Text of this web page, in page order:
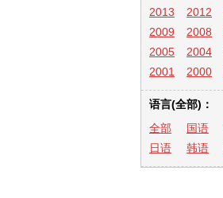
2013
2012
2009
2008
2005
2004
2001
2000
语言(全部)：
全部
国语
日语
韩语